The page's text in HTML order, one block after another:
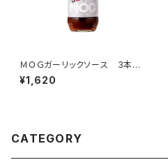
ＭＯＧガーリックソース 3本セ
ット
¥1,620
CATEGORY